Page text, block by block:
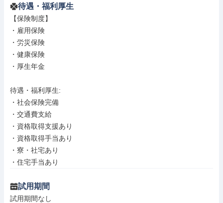
待遇・福利厚生
【保険制度】
・雇用保険
・労災保険
・健康保険
・厚生年金
待遇・福利厚生:
・社会保険完備
・交通費支給
・資格取得支援あり
・資格取得手当あり
・寮・社宅あり
・住宅手当あり
試用期間
試用期間なし